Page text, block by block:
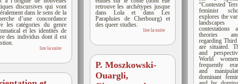
discursives qui vont
dans le sens de la
d’une concordance
les catégories du genre
et les identités de
des individus dont il est
lire la suite
retrouve les archétypes jusque
dans Lola et dans Les
Parapluies de Cherbourg) et
des queer studies.
lire la suite
P. Moszkowski-
Ouargli,
“Contested
feminist
explores the
contestations
theories
regarding
are situated.
and
World
frequently
and
dominant